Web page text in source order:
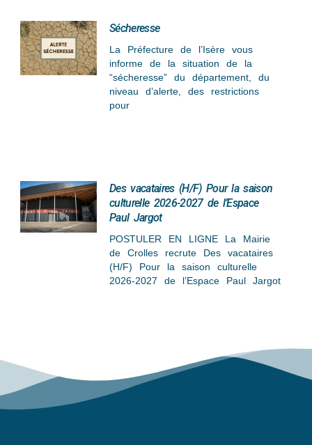
Sécheresse
La Préfecture de l’Isère vous
informe de la situation de la
“sécheresse” du département, du
niveau d’alerte, des restrictions
pour
Des vacataires (H/F) Pour la saison
culturelle 2026-2027 de l’Espace
Paul Jargot
POSTULER EN LIGNE La Mairie
de Crolles recrute Des vacataires
(H/F) Pour la saison culturelle
2026-2027 de l’Espace Paul Jargot